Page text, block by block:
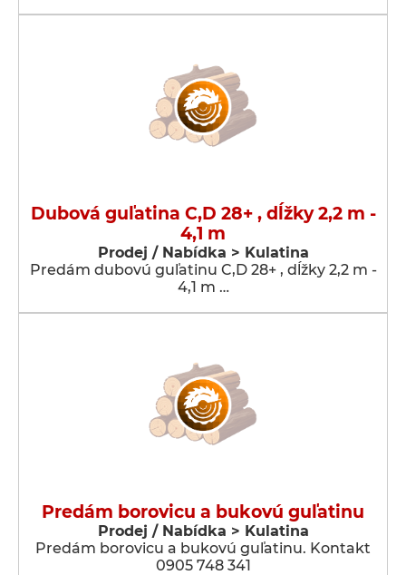
Dubová guľatina C,D 28+ , dĺžky 2,2 m -
4,1 m
Prodej / Nabídka > Kulatina
Predám dubovú guľatinu C,D 28+ , dĺžky 2,2 m -
4,1 m …
Predám borovicu a bukovú guľatinu
Prodej / Nabídka > Kulatina
Predám borovicu a bukovú guľatinu. Kontakt
0905 748 341